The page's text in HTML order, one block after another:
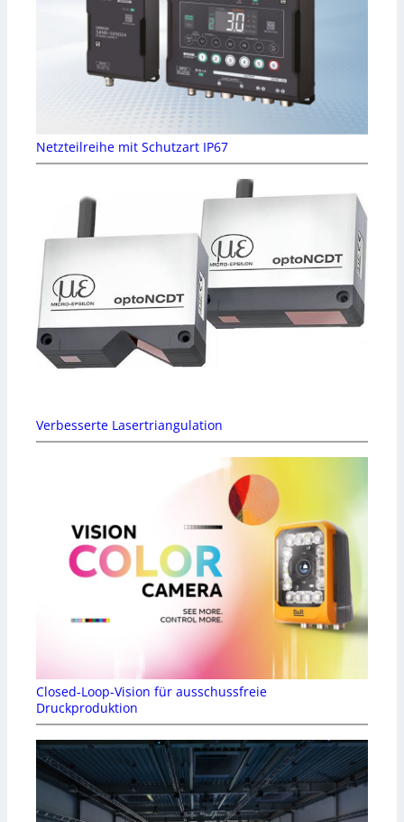
Netzteilreihe mit Schutzart IP67
Verbesserte Lasertriangulation
Closed-Loop-Vision für ausschussfreie
Druckproduktion